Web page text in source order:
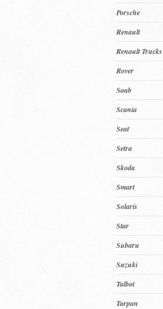
Porsche
Renault
Renault Trucks
Rover
Saab
Scania
Seat
Setra
Skoda
Smart
Solaris
Star
Subaru
Suzuki
Talbot
Tarpan